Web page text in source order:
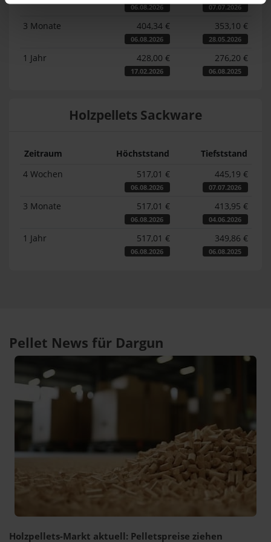
06.08.2026 07.07.2026
3 Monate 404,34 €
06.08.2026
353,10 €
28.05.2026
1 Jahr 428,00 €
17.02.2026
276,20 €
06.08.2025
Holzpellets Sackware
Zeitraum Höchststand
Tiefststand
4 Wochen
517,01 €
06.08.2026
445,19 €
07.07.2026
3 Monate 517,01 €
06.08.2026
413,95 €
04.06.2026
1 Jahr 517,01 €
06.08.2026
349,86 €
06.08.2025
Pellet News für Dargun
Holzpellets-Markt aktuell: Pelletspreise ziehen